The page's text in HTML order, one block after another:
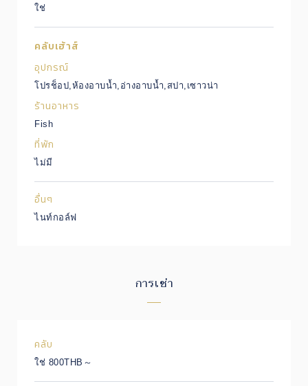
ใช่
คลับเฮ้าส์
อุปกรณ์
โปรช็อป,ห้องอาบน้ำ,อ่างอาบน้ำ,สปา,เซาวน่า
ร้านอาหาร
Fish
ที่พัก
ไม่มี
อื่นๆ
ไนท์กอล์ฟ
การเช่า
คลับ
ใช่ 800THB～